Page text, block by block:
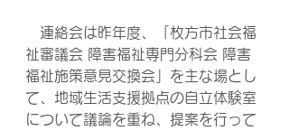
連絡会は昨年度、「枚方市社会福
祉審議会 障害福祉専門分科会 障害
福祉施策意見交換会」を主な場とし
て、地域生活支援拠点の自立体験室
について議論を重ね、提案を行って